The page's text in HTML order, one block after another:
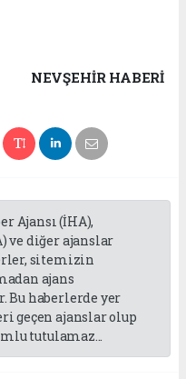
NEVŞEHIR HABERİ
Ajansı (İHA),
ve diğer ajanslar
sitemizin
ajans
haberlerde yer
geçen ajanslar olup
tutulamaz...